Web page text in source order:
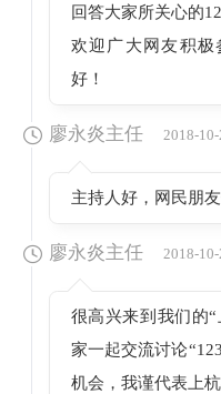
回答大家所关心的
欢迎广大网友积
好！
廖永炎主任 2018-
主持人好，网民朋
廖永炎主任 2018-
很高兴来到我们的
家一起交流讨论
机会，我谨代表上